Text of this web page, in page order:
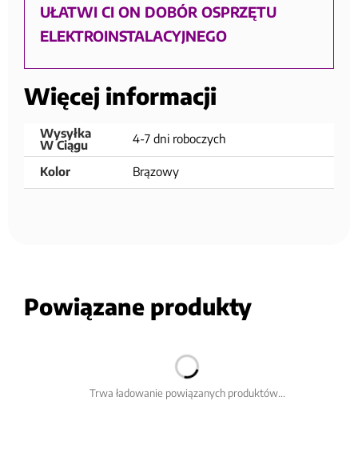
UŁATWI CI ON DOBÓR OSPRZĘTU
ELEKTROINSTALACYJNEGO
Więcej informacji
Wysyłka
W Ciągu
4-7 dni roboczych
Kolor Brązowy
Powiązane produkty
Trwa ładowanie powiązanych produktów...